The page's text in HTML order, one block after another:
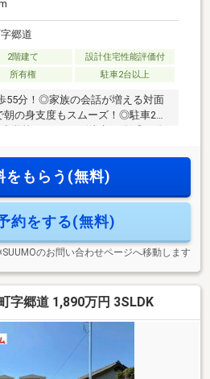
郷道
2階建て
設計住宅性能評価付
所有権 駐車2台以上
55分！◎家族の会話が増える対面
の身支度もスムーズ！◎駐車2台
133-301【通話料無
せください！平日、土日問わずご
ております
をもらう(無料)
約をする(無料)
のお問い合わせページへ移動します
字郷道 1,890万円 3SLDK